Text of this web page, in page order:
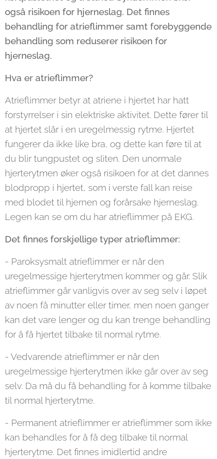
også risikoen for hjerneslag. Det finnes
behandling for atrieflimmer samt forebyggende
behandling som reduserer risikoen for
hjerneslag.
Hva er atrieflimmer?
Atrieflimmer betyr at atriene i hjertet har hatt
forstyrrelser i sin elektriske aktivitet. Dette fører til
at hjertet slår i en uregelmessig rytme. Hjertet
fungerer da ikke like bra, og dette kan føre til at
du blir tungpustet og sliten. Den unormale
hjerterytmen øker også risikoen for at det dannes
blodpropp i hjertet, som i verste fall kan reise
med blodet til hjernen og forårsake hjerneslag.
Legen kan se om du har atrieflimmer på EKG.
Det finnes forskjellige typer atrieflimmer:
- Paroksysmalt atrieflimmer er når den
uregelmessige hjerterytmen kommer og går. Slik
atrieflimmer går vanligvis over av seg selv i løpet
av noen få minutter eller timer, men noen ganger
kan det vare lenger og du kan trenge behandling
for å få hjertet tilbake til normal rytme.
- Vedvarende atrieflimmer er når den
uregelmessige hjerterytmen ikke går over av seg
selv. Da må du få behandling for å komme tilbake
til normal hjerterytme.
- Permanent atrieflimmer er atrieflimmer som ikke
kan behandles for å få deg tilbake til normal
hjerterytme. Det finnes imidlertid andre